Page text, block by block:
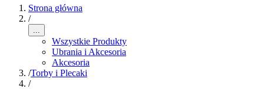
Strona główna
/
...
Wszystkie Produkty
Ubrania i Akcesoria
Akcesoria
/Torby i Plecaki
/